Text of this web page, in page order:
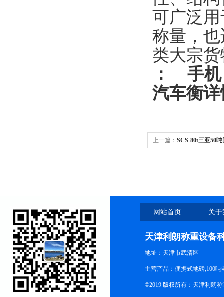
可广泛
称量，
类大宗
：
手
汽车衡
上一篇： SCS-80t三亚50
网站首页 关
天津利朗称重设备
地址：天津市武清区
主营产品：便携式地磅,100
©2019 版权所有：天津利朗